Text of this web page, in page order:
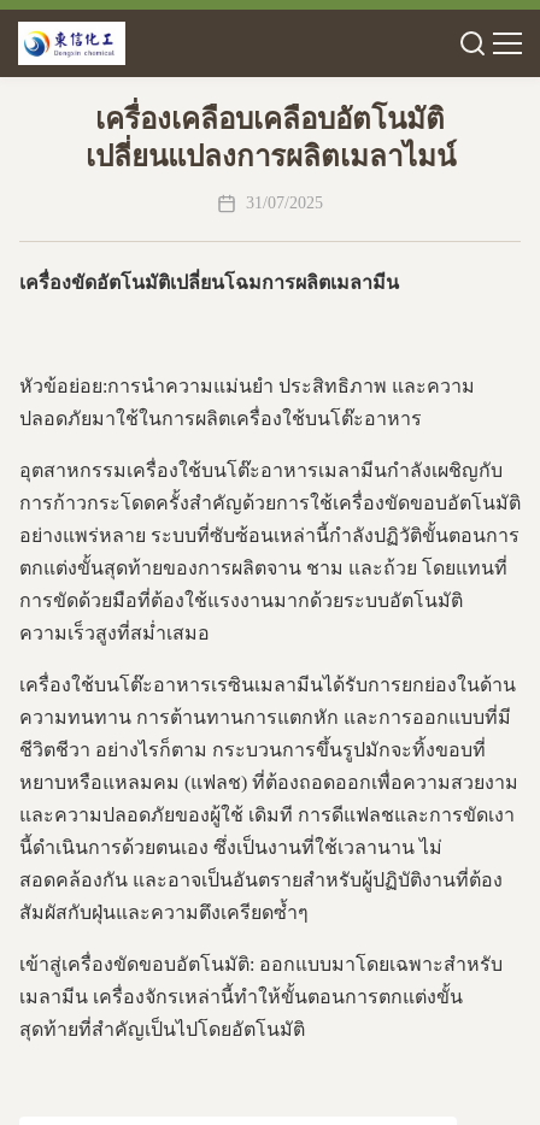
เครื่องเคลือบเคลือบอัตโนมัติ
เปลี่ยนแปลงการผลิตเมลาไมน์
31/07/2025
เครื่องขัดอัตโนมัติเปลี่ยนโฉมการผลิตเมลามีน
หัวข้อย่อย:การนำความแม่นยำ ประสิทธิภาพ และความ
ปลอดภัยมาใช้ในการผลิตเครื่องใช้บนโต๊ะอาหาร
อุตสาหกรรมเครื่องใช้บนโต๊ะอาหารเมลามีนกำลังเผชิญกับ
การก้าวกระโดดครั้งสำคัญด้วยการใช้เครื่องขัดขอบอัตโนมัติ
อย่างแพร่หลาย ระบบที่ซับซ้อนเหล่านี้กำลังปฏิวัติขั้นตอนการ
ตกแต่งขั้นสุดท้ายของการผลิตจาน ชาม และถ้วย โดยแทนที่
การขัดด้วยมือที่ต้องใช้แรงงานมากด้วยระบบอัตโนมัติ
ความเร็วสูงที่สม่ำเสมอ
เครื่องใช้บนโต๊ะอาหารเรซินเมลามีนได้รับการยกย่องในด้าน
ความทนทาน การต้านทานการแตกหัก และการออกแบบที่มี
ชีวิตชีวา อย่างไรก็ตาม กระบวนการขึ้นรูปมักจะทิ้งขอบที่
หยาบหรือแหลมคม (แฟลช) ที่ต้องถอดออกเพื่อความสวยงาม
และความปลอดภัยของผู้ใช้ เดิมที การดีแฟลชและการขัดเงา
นี้ดำเนินการด้วยตนเอง ซึ่งเป็นงานที่ใช้เวลานาน ไม่
สอดคล้องกัน และอาจเป็นอันตรายสำหรับผู้ปฏิบัติงานที่ต้อง
สัมผัสกับฝุ่นและความตึงเครียดซ้ำๆ
เข้าสู่เครื่องขัดขอบอัตโนมัติ: ออกแบบมาโดยเฉพาะสำหรับ
เมลามีน เครื่องจักรเหล่านี้ทำให้ขั้นตอนการตกแต่งขั้น
สุดท้ายที่สำคัญเป็นไปโดยอัตโนมัติ